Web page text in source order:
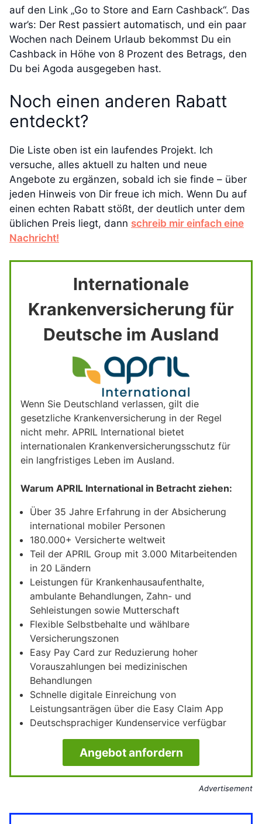
auf den Link „Go to Store and Earn Cashback“. Das
war’s: Der Rest passiert automatisch, und ein paar
Wochen nach Deinem Urlaub bekommst Du ein
Cashback in Höhe von 8 Prozent des Betrags, den
Du bei Agoda ausgegeben hast.
Noch einen anderen Rabatt
entdeckt?
Die Liste oben ist ein laufendes Projekt. Ich
versuche, alles aktuell zu halten und neue
Angebote zu ergänzen, sobald ich sie finde – über
jeden Hinweis von Dir freue ich mich. Wenn Du auf
einen echten Rabatt stößt, der deutlich unter dem
üblichen Preis liegt, dann schreib mir einfach eine
Nachricht!
Internationale
Krankenversicherung für
Deutsche im Ausland
Wenn Sie Deutschland verlassen, gilt die
gesetzliche Krankenversicherung in der Regel
nicht mehr. APRIL International bietet
internationalen Krankenversicherungsschutz für
ein langfristiges Leben im Ausland.
Warum APRIL International in Betracht ziehen:
Über 35 Jahre Erfahrung in der Absicherung
international mobiler Personen
180.000+ Versicherte weltweit
Teil der APRIL Group mit 3.000 Mitarbeitenden
in 20 Ländern
Leistungen für Krankenhausaufenthalte,
ambulante Behandlungen, Zahn- und
Sehleistungen sowie Mutterschaft
Flexible Selbstbehalte und wählbare
Versicherungszonen
Easy Pay Card zur Reduzierung hoher
Vorauszahlungen bei medizinischen
Behandlungen
Schnelle digitale Einreichung von
Leistungsanträgen über die Easy Claim App
Deutschsprachiger Kundenservice verfügbar
Angebot anfordern
Advertisement